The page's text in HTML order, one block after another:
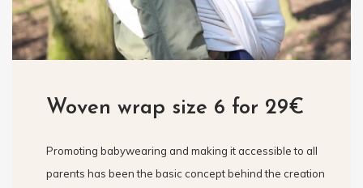
Woven wrap size 6 for 29€
Promoting babywearing and making it accessible to all
parents has been the basic concept behind the creation